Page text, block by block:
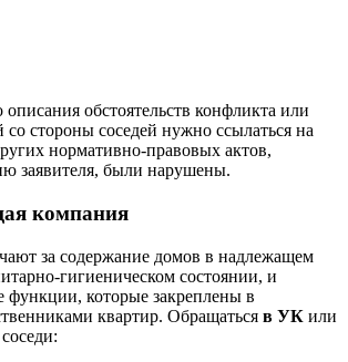
обстоятельств конфликта или
стороны соседей нужно ссылаться на
нормативно-правовых актов,
заявителя, были нарушены.
компания
за содержание домов в надлежащем
гигиеническом состоянии, и
функции, которые закреплены в
квартир. Обращаться в УК или